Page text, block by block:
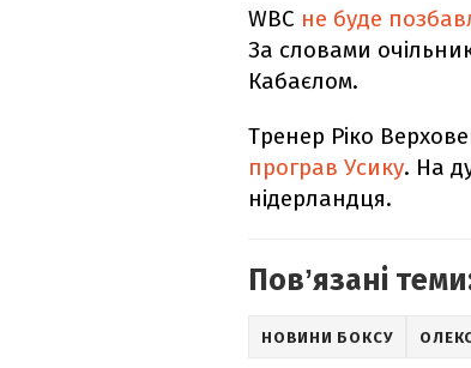
WBC не буде
За словами
Кабаєлом.
Тренер Ріко
програв Усику. На
нідерландця.
Повʼязані
НОВИНИ БОКСУ